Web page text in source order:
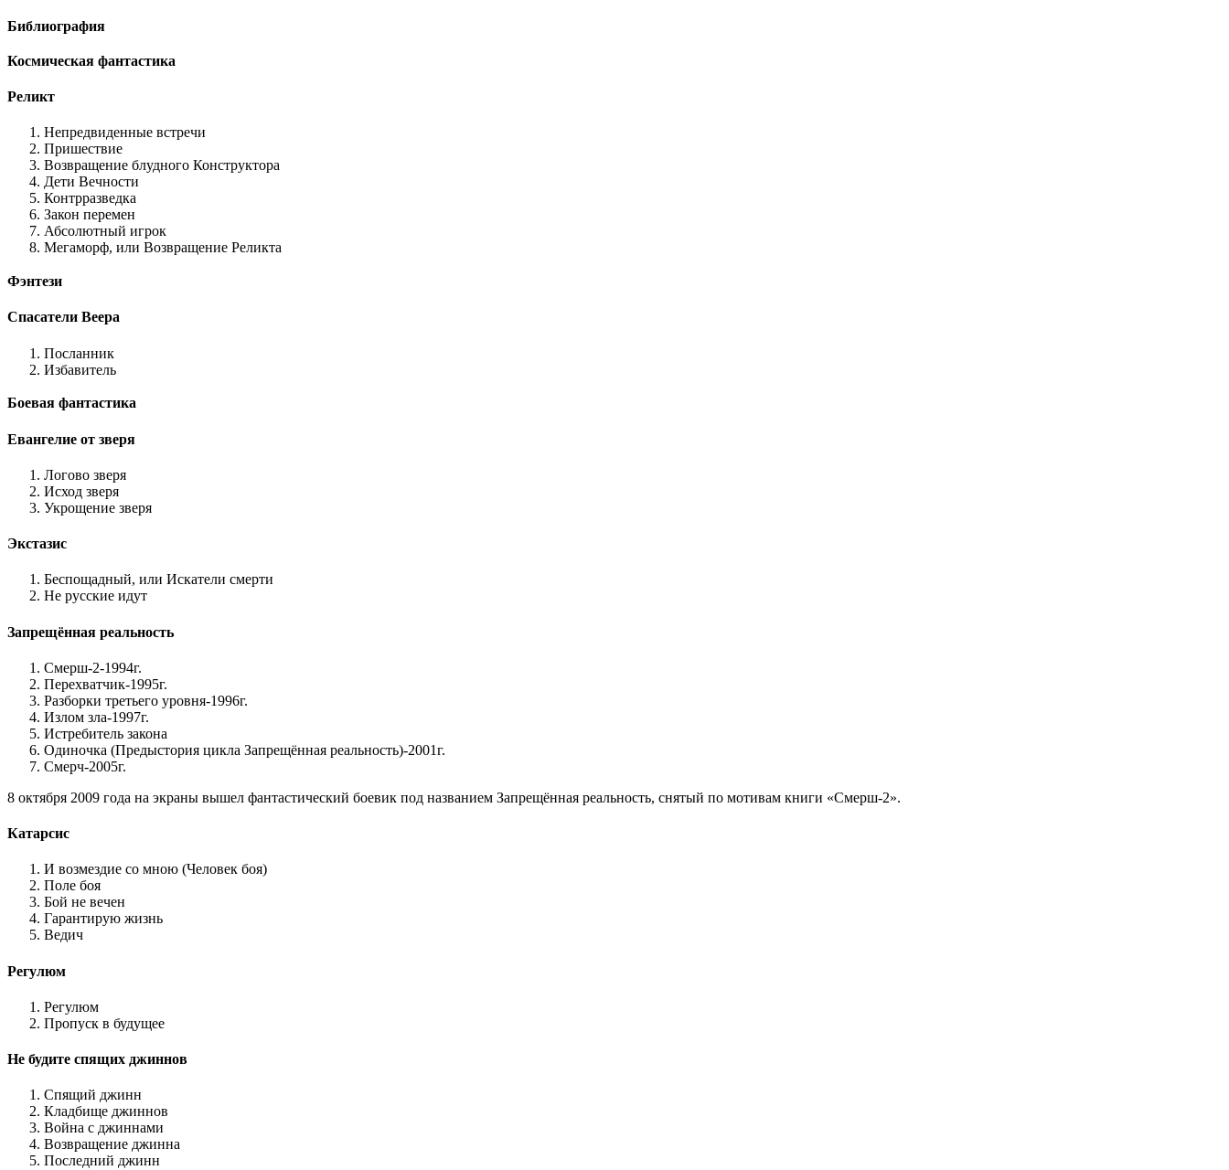
Библиография
Космическая фантастика
Реликт
Непредвиденные встречи
Пришествие
Возвращение блудного Конструктора
Дети Вечности
Контрразведка
Закон перемен
Абсолютный игрок
Мегаморф, или Возвращение Реликта
Фэнтези
Спасатели Веера
Посланник
Избавитель
Боевая фантастика
Евангелие от зверя
Логово зверя
Исход зверя
Укрощение зверя
Экстазис
Беспощадный, или Искатели смерти
Не русские идут
Запрещённая реальность
Смерш-2-1994г.
Перехватчик-1995г.
Разборки третьего уровня-1996г.
Излом зла-1997г.
Истребитель закона
Одиночка (Предыстория цикла Запрещённая реальность)-2001г.
Смерч-2005г.
8 октября 2009 года на экраны вышел фантастический боевик под названием Запрещённая реальность, снятый по мотивам книги «Смерш-2».
Катарсис
И возмездие со мною (Человек боя)
Поле боя
Бой не вечен
Гарантирую жизнь
Ведич
Регулюм
Регулюм
Пропуск в будущее
Не будите спящих джиннов
Спящий джинн
Кладбище джиннов
Война с джиннами
Возвращение джинна
Последний джинн